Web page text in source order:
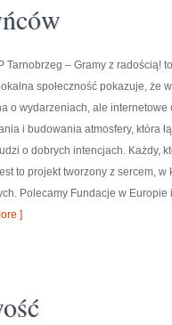
Tarnobrzeg – Gramy z radością!
społeczność pokazuje, że
o wydarzeniach, ale
i budowania atmosfery, która
o dobrych intencjach. Każdy,
to projekt tworzony z sercem,
Polecamy Fundacje w Europie
]